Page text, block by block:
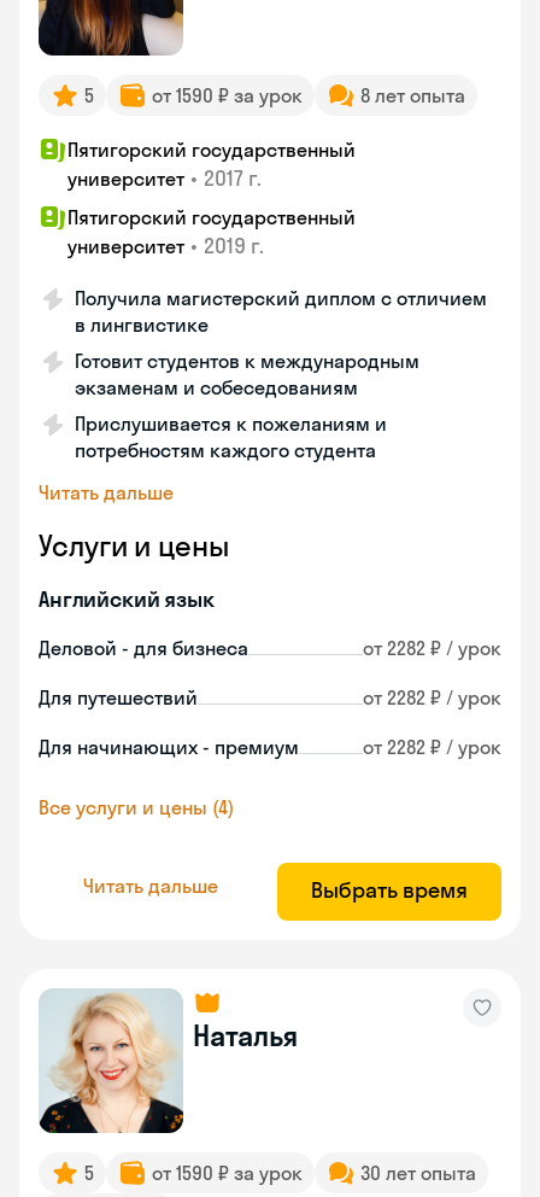
5 от 1590 ₽ за урок 8 лет опыта
Пятигорский государственный
университет • 2017 г.
Пятигорский государственный
университет • 2019 г.
Получила магистерский диплом с отличием
в лингвистике
Готовит студентов к международным
экзаменам и собеседованиям
Прислушивается к пожеланиям и
потребностям каждого студента
Читать дальше
Услуги и цены
Английский язык
Деловой - для бизнеса от 2282 ₽ / урок
Для путешествий от 2282 ₽ / урок
Для начинающих - премиум от 2282 ₽ / урок
Все услуги и цены (4)
Читать дальше Выбрать время
Наталья
5 от 1590 ₽ за урок
30 лет опыта